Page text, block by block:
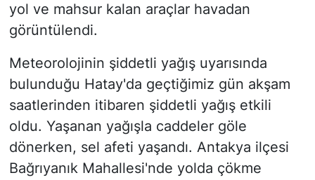
yol ve mahsur kalan araçlar havadan
görüntülendi.
Meteorolojinin şiddetli yağış uyarısında
bulunduğu Hatay'da geçtiğimiz gün akşam
saatlerinden itibaren şiddetli yağış etkili
oldu. Yaşanan yağışla caddeler göle
dönerken, sel afeti yaşandı. Antakya ilçesi
Bağrıyanık Mahallesi'nde yolda çökme